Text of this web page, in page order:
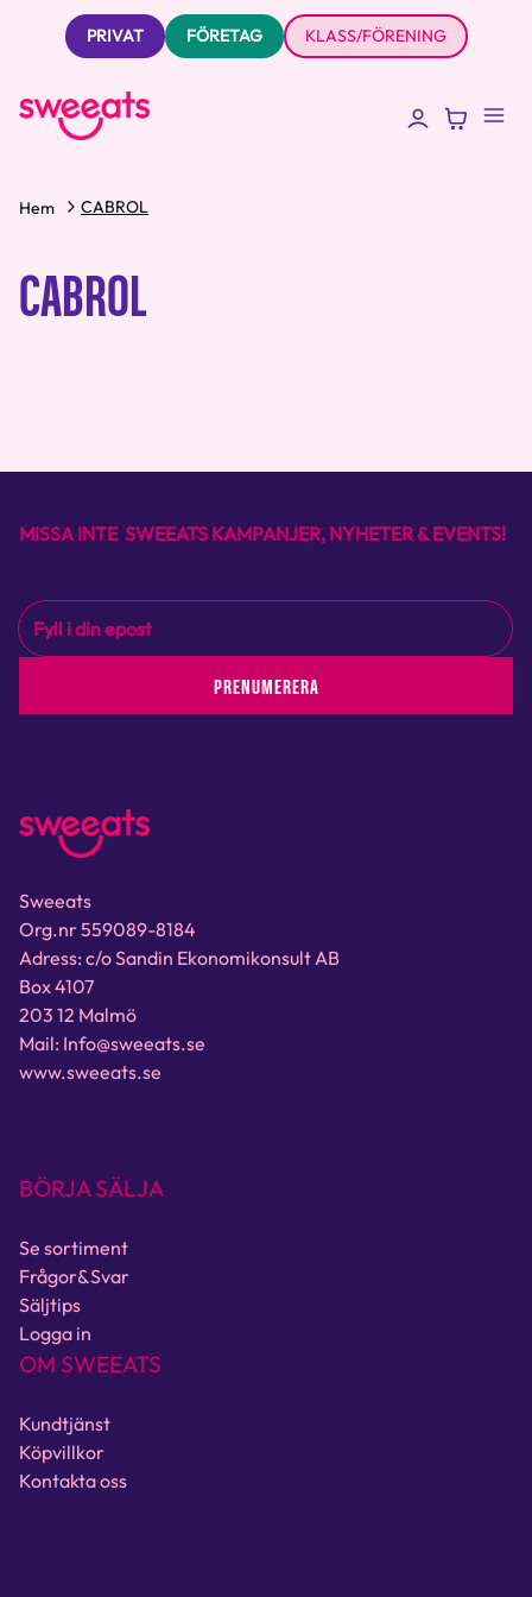
PRIVAT FÖRETAG KLASS/FÖRENING
Hem CABROL
CABROL
MISSA INTE SWEEATS KAMPANJER, NYHETER & EVENTS!
PRENUMERERA
Sweeats
Org.nr 559089-8184
Adress: c/o Sandin Ekonomikonsult AB
Box 4107
203 12 Malmö
Mail: Info@sweeats.se
www.sweeats.se
BÖRJA SÄLJA
Se sortiment
Frågor&Svar
Säljtips
Logga in
OM SWEEATS
Kundtjänst
Köpvillkor
Kontakta oss